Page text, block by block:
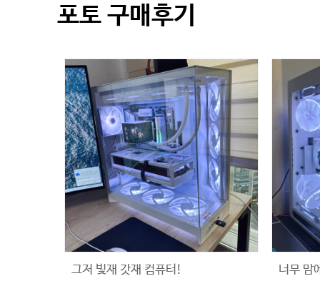
포토 구매후기
그저 빛재 갓재 컴퓨터! 너무 맘